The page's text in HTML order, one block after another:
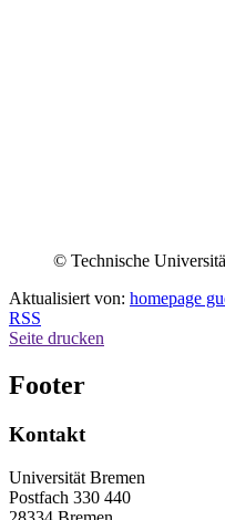
© Technische
Aktualisiert von: homepage
RSS
Seite drucken
Footer
Kontakt
Universität Bremen
Postfach 330 440